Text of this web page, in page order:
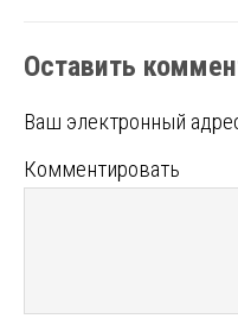
Оставить
Ваш электронный
Комментировать